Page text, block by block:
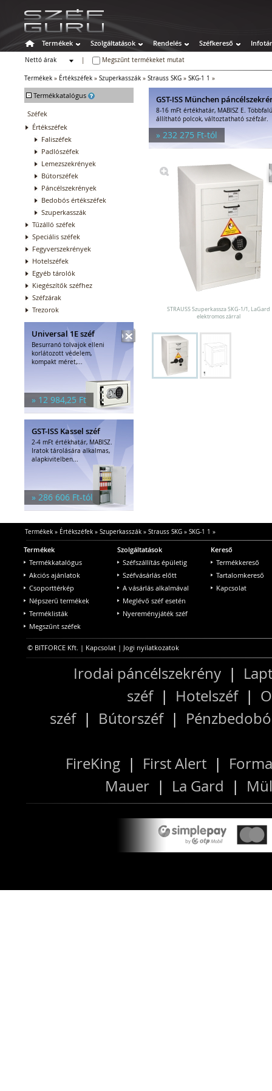
Termékek Szolgáltatások Rendelés Széfkereső Infotár
Nettó árak
Megszűnt termékeket mutat
Termékek » Értékszéfek » Szuperkasszák » Strauss SKG » SKG-1 1 »
- Termékkatalógus
Széfek
Értékszéfek
Faliszéfek
Padlószéfek
Lemezszekrények
Bútorszéfek
Páncélszekrények
Bedobós értékszéfek
Szuperkasszák
Tűzálló széfek
Speciális széfek
Fegyverszekrények
Hotelszéfek
Egyéb tárolók
Kiegészítők széfhez
Széfzárak
Trezorok
Universal 1E széf
Besurranó tolvajok elleni
korlátozott védelem,
kompakt méret,...
» 12 984,25 Ft
GST-ISS Kassel széf
2-4 mFt értékhatár, MABISZ.
Iratok tárolására alkalmas,
alapkivitelben...
» 286 606 Ft-tól
GST-ISS München
8-16 mFt értékhatár, MABISZ E.
állítható polcok, változtatható széfzár.
» 232 275 Ft-tól
STRAUSS Szuperkassza SKG-1/1, LaGard
elektromos zárral
Termékek» Értékszéfek» Szuperkasszák» Strauss SKG» SKG-1 1 »
Termékek
Termékkatalógus
Akciós ajánlatok
Csoporttérkép
Népszerű termékek
Terméklisták
Megszűnt széfek
Szolgáltatások
Széfszállítás épületig
Széfvásárlás előtt
A vásárlás alkalmával
Meglévő széf esetén
Nyereményjáték széf
Kereső
Termékkereső
Tartalomkereső
Kapcsolat
© BITFORCE Kft. | Kapcsolat | Jogi nyilatkozatok
Irodai páncélszekrény |
széf| Hotelszéf|
széf| Bútorszéf|
FireKing | First Alert |
Mauer | La Gard |